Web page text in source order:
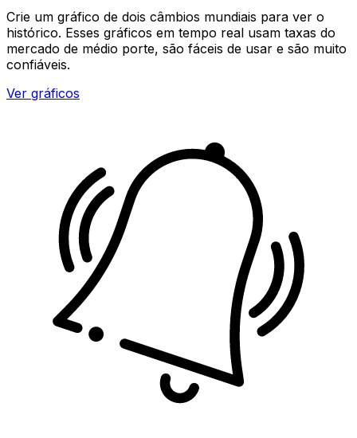
Crie um gráfico de dois câmbios mundiais para ver o
histórico. Esses gráficos em tempo real usam taxas do
mercado de médio porte, são fáceis de usar e são muito
confiáveis.
Ver gráficos